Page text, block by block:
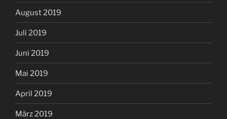
August 2019
Juli 2019
Juni 2019
Mai 2019
April 2019
März 2019